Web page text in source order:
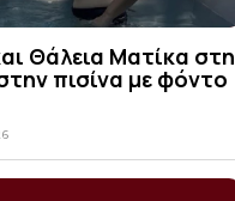
Θάλεια Ματίκα στη
πισίνα με φόντο